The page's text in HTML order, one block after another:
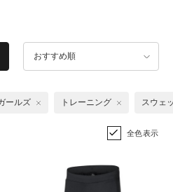
おすすめ順
ールズ トレーニング スウェ
全色表示